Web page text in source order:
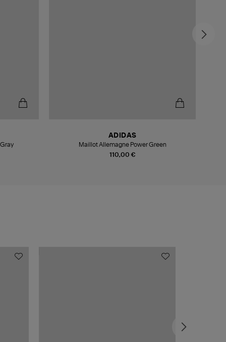
110,00 €
ADIDAS
Maillot Allemagne Power Green